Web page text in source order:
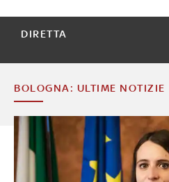
DIRETTA
BOLOGNA: ULTIME NOTIZIE